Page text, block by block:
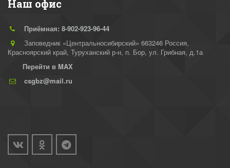
Наш офис
Приёмная: 8-902-923-96-44
Заповедник «Центральносибирский» 663246 Россия,
Красноярский край, Туруханский р-н, п. Бор, ул. Грибная, д.1а
Перейти в MAX
csgbz@mail.ru